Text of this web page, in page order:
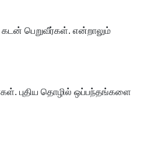
கடன் பெறுவீர்கள். என்றாலும்
புதிய தொழில் ஒப்பந்தங்களை